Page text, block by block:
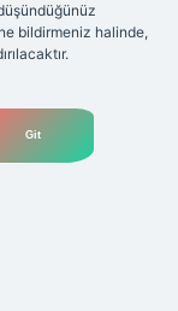
bildirmeniz halinde,